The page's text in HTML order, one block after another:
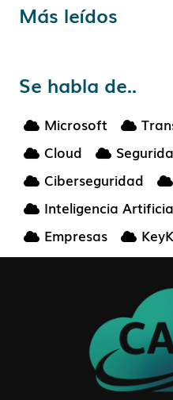
Más leídos
Se habla de..
Microsoft
Cloud
Ciberseguridad
Inteligencia
Empresas